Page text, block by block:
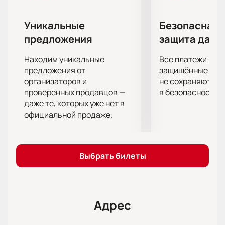
спектакля.
Для тех, кто хочет стать частью этого
театрального события, есть возможность купить
билеты на нашем сайте. Это удобно и быстро, что
позволяет избежать очередей и выбрать лучшие
места в зале. Площадка театра оснащена всем
необходимым для комфортного просмотра:
современная акустика, удобные кресла и уютная
обстановка.
возможность увидеть классическое произведение,
но и шанс задуматься о вечных вопросах, которые
волнуют человечество. Не упустите возможность
Уникальные
предложения
Находим уникальные
предложения от
организаторов и
проверенных продавцов —
даже те, которых уже нет в
официальной продаже.
Безопасная
защита
Все платежи
защищённые
не сохраняются
в безопасности.
Выбрать билеты
Адрес